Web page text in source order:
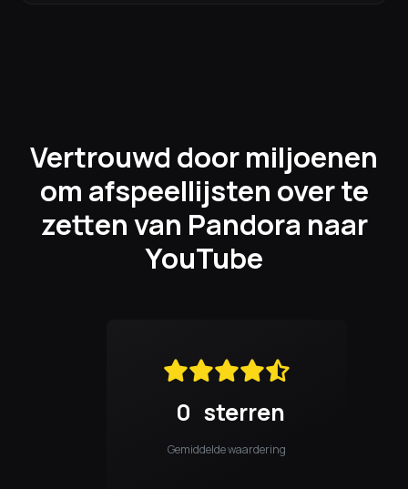
Vertrouwd door miljoenen
om afspeellijsten over te
zetten van Pandora naar
YouTube
0 sterren
Gemiddelde waardering